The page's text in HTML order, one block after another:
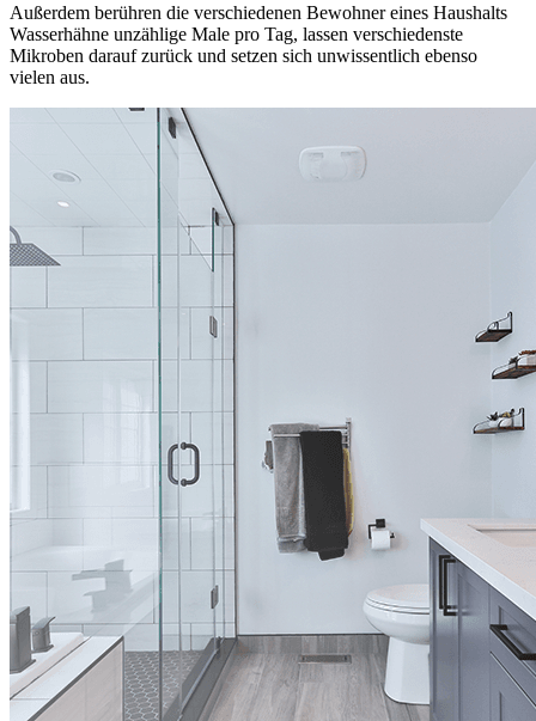
Außerdem berühren die verschiedenen Bewohner eines Haushalts
Wasserhähne unzählige Male pro Tag, lassen verschiedenste
Mikroben darauf zurück und setzen sich unwissentlich ebenso
vielen aus.